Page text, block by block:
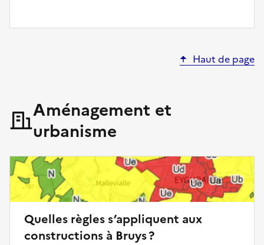
Haut de page
Aménagement et
urbanisme
Quelles règles s’appliquent aux
constructions à Bruys ?